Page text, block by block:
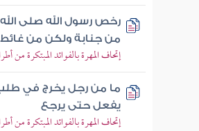
رخص رسول الله صلى
من جنابة ولكن من غائط
إتحاف المهرة بالفوائد المبتكرة
ما من رجل يخرج في طلب
يفعل حتى يرجع
إتحاف المهرة بالفوائد المبتكرة